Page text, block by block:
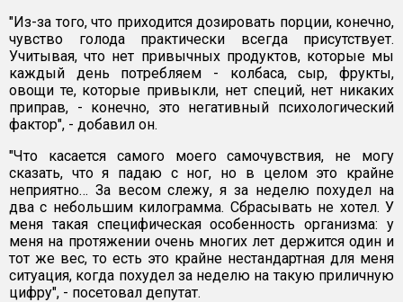
"Из-за того, что приходится дозировать порции, конечно,
чувство голода практически всегда присутствует.
Учитывая, что нет привычных продуктов, которые мы
каждый день потребляем - колбаса, сыр, фрукты,
овощи те, которые привыкли, нет специй, нет никаких
приправ, - конечно, это негативный психологический
фактор", - добавил он.
"Что касается самого моего самочувствия, не могу
сказать, что я падаю с ног, но в целом это крайне
неприятно… За весом слежу, я за неделю похудел на
два с небольшим килограмма. Сбрасывать не хотел. У
меня такая специфическая особенность организма: у
меня на протяжении очень многих лет держится один и
тот же вес, то есть это крайне нестандартная для меня
ситуация, когда похудел за неделю на такую приличную
цифру", - посетовал депутат.